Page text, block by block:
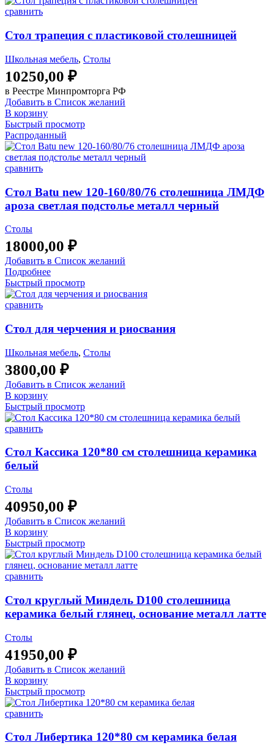
сравнить
Стол трапеция с пластиковой столешницей
Школьная мебель, Столы
10250,00 ₽
в Реестре Минпромторга РФ
Добавить в Список желаний
В корзину
Быстрый просмотр
Распроданный
сравнить
Стол Batu new 120-160/80/76 столешница ЛМДФ
ароза светлая подстолье металл черный
Столы
18000,00 ₽
Добавить в Список желаний
Подробнее
Быстрый просмотр
сравнить
Стол для черчения и риосвания
Школьная мебель, Столы
3800,00 ₽
Добавить в Список желаний
В корзину
Быстрый просмотр
сравнить
Стол Кассика 120*80 см столешница керамика
белый
Столы
40950,00 ₽
Добавить в Список желаний
В корзину
Быстрый просмотр
сравнить
Стол круглый Миндель D100 столешница
керамика белый глянец, основание металл латте
Столы
41950,00 ₽
Добавить в Список желаний
В корзину
Быстрый просмотр
сравнить
Стол Либертика 120*80 см керамика белая